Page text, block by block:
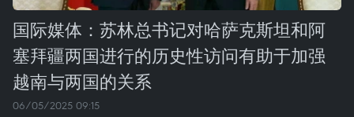
国际媒体：苏林总书记对哈萨克斯坦和阿
塞拜疆两国进行的历史性访问有助于加强
越南与两国的关系
06/05/2025 09:15